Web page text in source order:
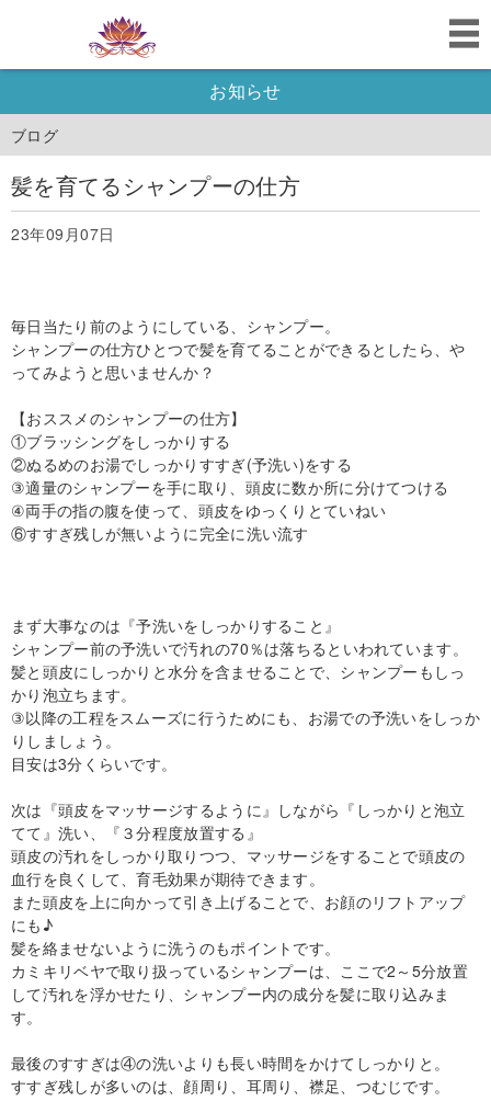
お知らせ
ブログ
髪を育てるシャンプーの仕方
23年09月07日
毎日当たり前のようにしている、シャンプー。
シャンプーの仕方ひとつで髪を育てることができるとしたら、や
ってみようと思いませんか？
【おススメのシャンプーの仕方】
①ブラッシングをしっかりする
②ぬるめのお湯でしっかりすすぎ(予洗い)をする
③適量のシャンプーを手に取り、頭皮に数か所に分けてつける
④両手の指の腹を使って、頭皮をゆっくりとていねい
⑥すすぎ残しが無いように完全に洗い流す
まず大事なのは『予洗いをしっかりすること』
シャンプー前の予洗いで汚れの70％は落ちるといわれています。
髪と頭皮にしっかりと水分を含ませることで、シャンプーもしっ
かり泡立ちます。
③以降の工程をスムーズに行うためにも、お湯での予洗いをしっか
りしましょう。
目安は3分くらいです。
次は『頭皮をマッサージするように』しながら『しっかりと泡立
てて』洗い、『３分程度放置する』
頭皮の汚れをしっかり取りつつ、マッサージをすることで頭皮の
血行を良くして、育毛効果が期待できます。
また頭皮を上に向かって引き上げることで、お顔のリフトアップ
にも♪
髪を絡ませないように洗うのもポイントです。
カミキリベヤで取り扱っているシャンプーは、ここで2～5分放置
して汚れを浮かせたり、シャンプー内の成分を髪に取り込みま
す。
最後のすすぎは④の洗いよりも長い時間をかけてしっかりと。
すすぎ残しが多いのは、顔周り、耳周り、襟足、つむじです。